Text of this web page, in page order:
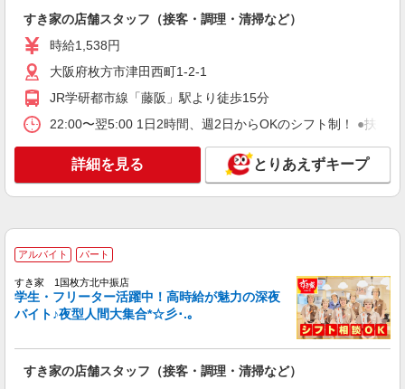
コンパスグループ・ジャパン株式会社 21741_f
月給25万円〜27万円 試用期間中 月給25万円〜
27万円(試用期間3ヶ月) 残業が発生した場合、残業
代を1分単位で別途支給します。 ※給与は経験や
コマツ大阪工場 従業員食堂 （大阪府枚方市
上野3-1-1）
キープ 詳細を見る
アルバイト パート
(試用期間2ヶ月) 残業が発生した場合、残業代を1
分単位で別途支給します。
コマツ大阪工場 従業員食堂 （大阪府枚方市
上野3-1-1）
すき家の店舗スタッフ（接客・調理・清掃など）
時給1,538円
大阪府枚方市津田西町1-2-1
JR学研都市線「藤阪」駅より徒歩15分
22:00〜翌5:00 1日2時間、週2日からOKのシフト制！ ●扶養
詳細を見る とりあえずキープ
アルバイト パート
すき家 1国枚方北中振店
学生・フリーター活躍中！高時給が魅力の深夜
バイト♪夜型人間大集合*☆彡･.｡
すき家の店舗スタッフ（接客・調理・清掃など）